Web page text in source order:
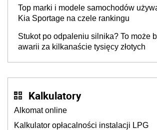
Top marki i modele samochodów
Kia Sportage na czele rankingu
Stukot po odpaleniu silnika? To może
awarii za kilkanaście tysięcy złotych
Kalkulatory
Alkomat online
Kalkulator opłacalności instalacji LPG